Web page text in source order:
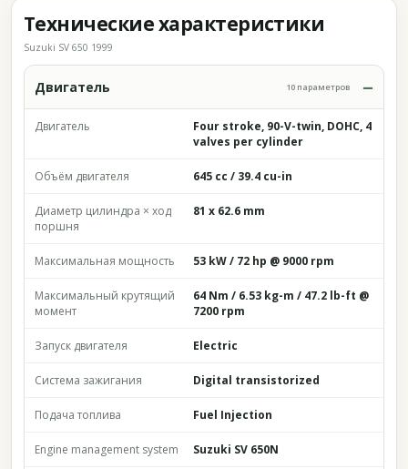
Технические характеристики
Suzuki SV 650 1999
Двигатель 10 параметров
Двигатель
Four stroke, 90-V-twin, DOHC, 4
valves per cylinder
Объём двигателя 645 cc / 39.4 cu-in
Диаметр цилиндра × ход
поршня
81 x 62.6 mm
Максимальная мощность 53 kW / 72 hp @ 9000 rpm
Максимальный крутящий
момент
64 Nm / 6.53 kg-m / 47.2 lb-ft @
7200 rpm
Запуск двигателя Electric
Система зажигания Digital transistorized
Подача топлива Fuel Injection
Engine management system Suzuki SV 650N